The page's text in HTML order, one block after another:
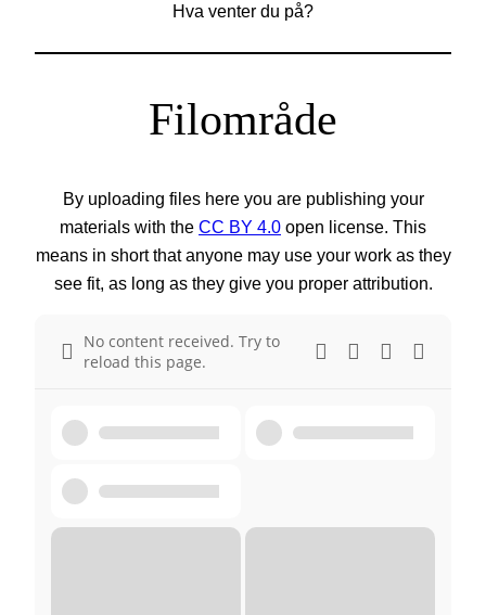
Hva venter du på?
Filområde
By uploading files here you are publishing your
materials with the CC BY 4.0 open license. This
means in short that anyone may use your work as they
see fit, as long as they give you proper attribution.
No content received. Try to
reload this page.